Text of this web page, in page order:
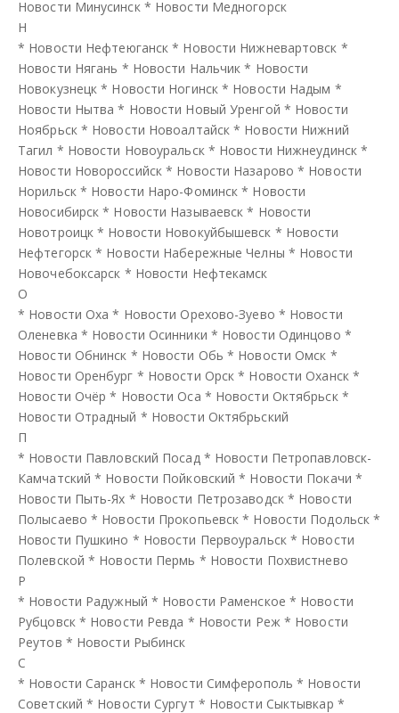
Новости Минусинск * Новости Медногорск
Н
* Новости Нефтеюганск * Новости Нижневартовск *
Новости Нягань * Новости Нальчик * Новости
Новокузнецк * Новости Ногинск * Новости Надым *
Новости Нытва * Новости Новый Уренгой * Новости
Ноябрьск * Новости Новоалтайск * Новости Нижний
Тагил * Новости Новоуральск * Новости Нижнеудинск *
Новости Новороссийск * Новости Назарово * Новости
Норильск * Новости Наро-Фоминск * Новости
Новосибирск * Новости Называевск * Новости
Новотроицк * Новости Новокуйбышевск * Новости
Нефтегорск * Новости Набережные Челны * Новости
Новочебоксарск * Новости Нефтекамск
О
* Новости Оха * Новости Орехово-Зуево * Новости
Оленевка * Новости Осинники * Новости Одинцово *
Новости Обнинск * Новости Обь * Новости Омск *
Новости Оренбург * Новости Орск * Новости Оханск *
Новости Очёр * Новости Оса * Новости Октябрьск *
Новости Отрадный * Новости Октябрьский
П
* Новости Павловский Посад * Новости Петропавловск-
Камчатский * Новости Пойковский * Новости Покачи *
Новости Пыть-Ях * Новости Петрозаводск * Новости
Полысаево * Новости Прокопьевск * Новости Подольск *
Новости Пушкино * Новости Первоуральск * Новости
Полевской * Новости Пермь * Новости Похвистнево
Р
* Новости Радужный * Новости Раменское * Новости
Рубцовск * Новости Ревда * Новости Реж * Новости
Реутов * Новости Рыбинск
С
* Новости Саранск * Новости Симферополь * Новости
Советский * Новости Сургут * Новости Сыктывкар *